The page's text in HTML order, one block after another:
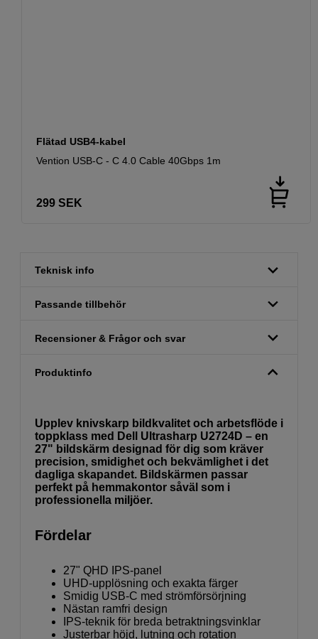
Flätad USB4-kabel
Vention USB-C - C 4.0 Cable 40Gbps 1m
299 SEK
Teknisk info
Passande tillbehör
Recensioner & Frågor och svar
Produktinfo
Upplev knivskarp bildkvalitet och arbetsflöde i
toppklass med Dell Ultrasharp U2724D – en
27" bildskärm designad för dig som kräver
precision, smidighet och bekvämlighet i det
dagliga skapandet. Bildskärmen passar
perfekt på hemmakontor såväl som i
professionella miljöer.
Fördelar
27" QHD IPS-panel
UHD-upplösning och exakta färger
Smidig USB-C med strömförsörjning
Nästan ramfri design
IPS-teknik för breda betraktningsvinklar
Justerbar höjd, lutning och rotation